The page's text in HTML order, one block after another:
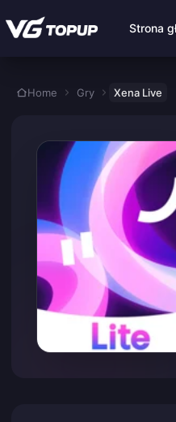
Strona
Home Gry Xena Live